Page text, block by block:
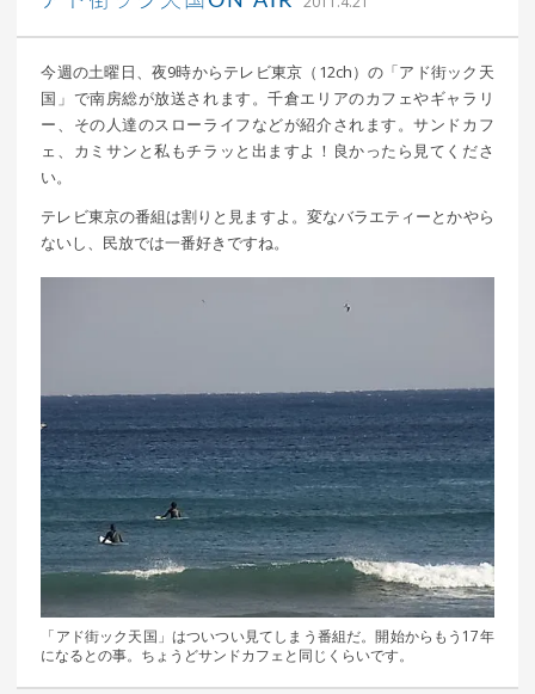
今週の土曜日、夜9時からテレビ東京（12ch）の「アド街ック天
国」で南房総が放送されます。千倉エリアのカフェやギャラリ
ー、その人達のスローライフなどが紹介されます。サンドカフ
ェ、カミサンと私もチラッと出ますよ！良かったら見てくださ
い。
テレビ東京の番組は割りと見ますよ。変なバラエティーとかやら
ないし、民放では一番好きですね。
「アド街ック天国」はついつい見てしまう番組だ。開始からもう17年
になるとの事。ちょうどサンドカフェと同じくらいです。